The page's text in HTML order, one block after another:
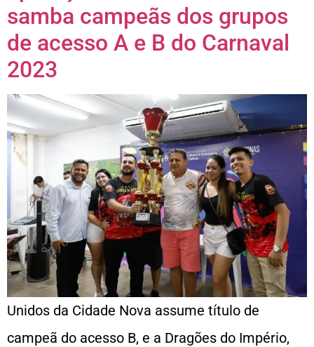
samba campeãs dos grupos
de acesso A e B do Carnaval
2023
Unidos da Cidade Nova assume título de
campeã do acesso B, e a Dragões do Império,